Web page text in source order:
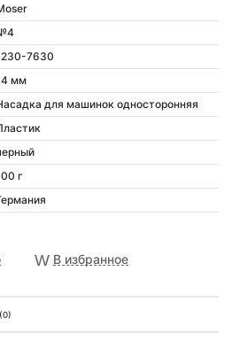
7630
мм
для машинок односторонняя
г
В избранное
(0)